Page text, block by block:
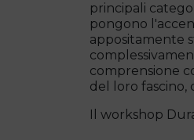
principali
pongono
appositamente
comprensione
del loro fascino,
Il workshop